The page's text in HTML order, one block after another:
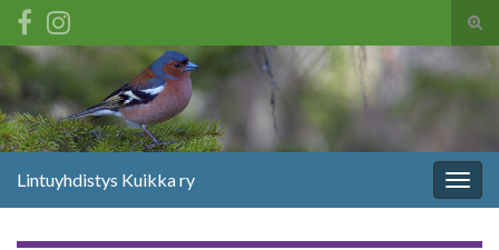
Search for:
Lintuyhdistys Kuikka ry